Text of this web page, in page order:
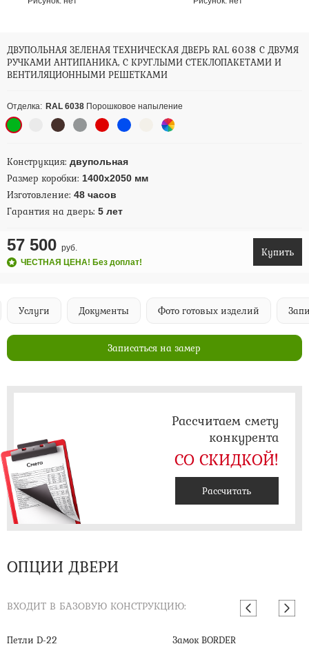
ДВУПОЛЬНАЯ ЗЕЛЕНАЯ ТЕХНИЧЕСКАЯ ДВЕРЬ RAL 6038 С ДВУМЯ
РУЧКАМИ АНТИПАНИКА, С КРУГЛЫМИ СТЕКЛОПАКЕТАМИ И
ВЕНТИЛЯЦИОННЫМИ РЕШЕТКАМИ
Отделка: RAL 6038 Порошковое напыление
Конструкция: двупольная
Размер коробки: 1400х2050 мм
Изготовление: 48 часов
Гарантия на дверь: 5 лет
57 500 руб.
ЧЕСТНАЯ ЦЕНА! Без доплат!
Купить
Услуги Документы Фото готовых изделий
Записаться на замер
Рассчитаем смету
конкурента
СО СКИДКОЙ!
Рассчитать
ОПЦИИ ДВЕРИ
ВХОДИТ В БАЗОВУЮ КОНСТРУКЦИЮ:
Петли D-22 Замок BORDER